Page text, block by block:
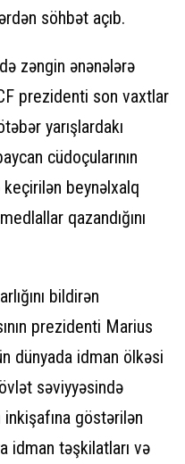
söhbət açıb.
zəngin ənənələrə
prezidenti son vaxtlar
yarışlardakı
cüdoçularının
beynəlxalq
qazandığını
bildirən
prezidenti Marius
dünyada idman ölkəsi
səviyyəsində
inkişafına göstərilən
idman təşkilatları və